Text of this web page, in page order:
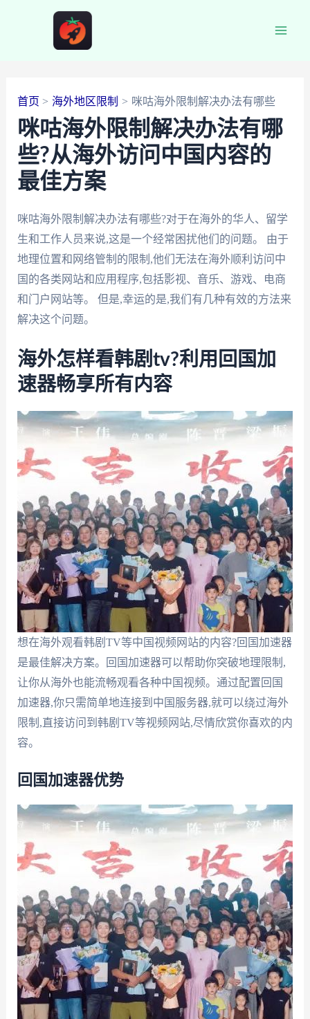
首页 海外地区限制 咪咕海外限制解决办法有哪些
咪咕海外限制解决办法有哪
些?从海外访问中国内容的
最佳方案
咪咕海外限制解决办法有哪些?对于在海外的华人、留学
生和工作人员来说,这是一个经常困扰他们的问题。 由于
地理位置和网络管制的限制,他们无法在海外顺利访问中
国的各类网站和应用程序,包括影视、音乐、游戏、电商
和门户网站等。 但是,幸运的是,我们有几种有效的方法来
解决这个问题。
海外怎样看韩剧tv?利用回国加
速器畅享所有内容
想在海外观看韩剧TV等中国视频网站的内容?回国加速器
是最佳解决方案。回国加速器可以帮助你突破地理限制,
让你从海外也能流畅观看各种中国视频。通过配置回国
加速器,你只需简单地连接到中国服务器,就可以绕过海外
限制,直接访问到韩剧TV等视频网站,尽情欣赏你喜欢的内
容。
回国加速器优势